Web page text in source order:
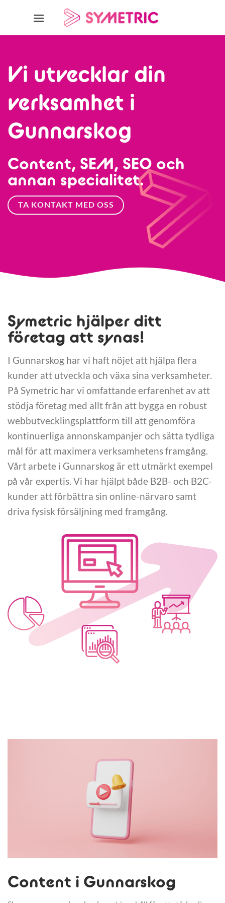
Vi utvecklar din
verksamhet i
Gunnarskog
Content, SEM, SEO och
annan specialitet.
TA KONTAKT MED OSS
Symetric hjälper ditt
företag att synas!
I Gunnarskog har vi haft nöjet att hjälpa flera
kunder att utveckla och växa sina verksamheter.
På Symetric har vi omfattande erfarenhet av att
stödja företag med allt från att bygga en robust
webbutvecklingsplattform till att genomföra
kontinuerliga annonskampanjer och sätta tydliga
mål för att maximera verksamhetens framgång.
Vårt arbete i Gunnarskog är ett utmärkt exempel
på vår expertis. Vi har hjälpt både B2B- och B2C-
kunder att förbättra sin online-närvaro samt
driva fysisk försäljning med framgång.
Content i Gunnarskog